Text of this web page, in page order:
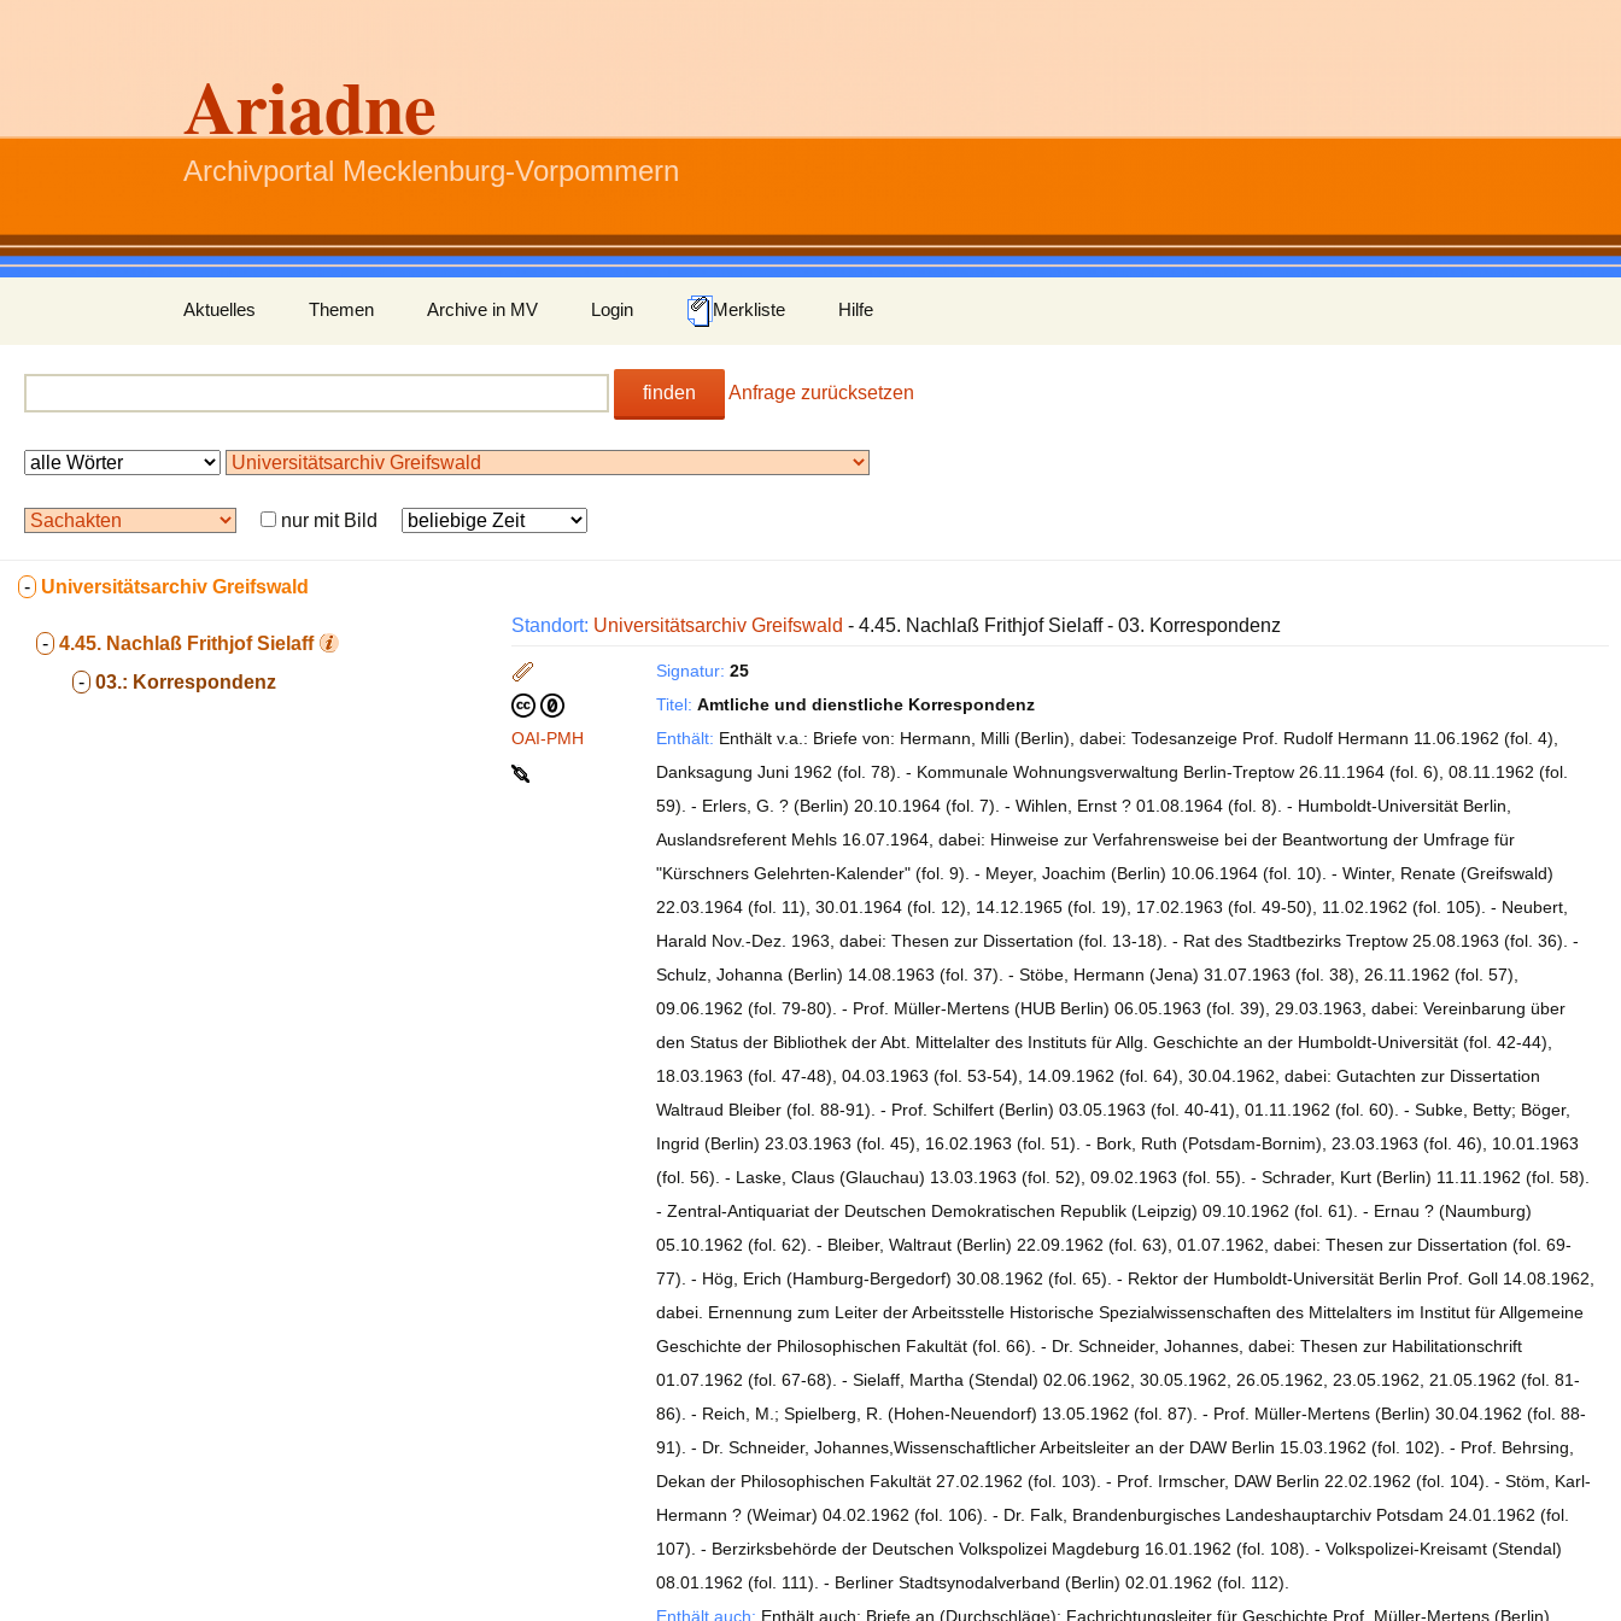
Ariadne
Archivportal Mecklenburg-Vorpommern
Inhalt
springen
Aktuelles Themen Archive in MV Login Merkliste Hilfe
finden Anfrage zurücksetzen
nur mit Bild
- Universitätsarchiv Greifswald
- 4.45. Nachlaß Frithjof Sielaff
- 03.: Korrespondenz
Standort: Universitätsarchiv Greifswald - 4.45. Nachlaß Frithjof Sielaff - 03. Korrespondenz
OAI-PMH
Signatur: 25
Titel: Amtliche und dienstliche Korrespondenz
Enthält: Enthält v.a.: Briefe von: Hermann, Milli (Berlin), dabei: Todesanzeige Prof. Rudolf Hermann 11.06.1962 (fol. 4),
Danksagung Juni 1962 (fol. 78). - Kommunale Wohnungsverwaltung Berlin-Treptow 26.11.1964 (fol. 6), 08.11.1962 (fol.
59). - Erlers, G. ? (Berlin) 20.10.1964 (fol. 7). - Wihlen, Ernst ? 01.08.1964 (fol. 8). - Humboldt-Universität Berlin,
Auslandsreferent Mehls 16.07.1964, dabei: Hinweise zur Verfahrensweise bei der Beantwortung der Umfrage für
"Kürschners Gelehrten-Kalender" (fol. 9). - Meyer, Joachim (Berlin) 10.06.1964 (fol. 10). - Winter, Renate (Greifswald)
22.03.1964 (fol. 11), 30.01.1964 (fol. 12), 14.12.1965 (fol. 19), 17.02.1963 (fol. 49-50), 11.02.1962 (fol. 105). - Neubert,
Harald Nov.-Dez. 1963, dabei: Thesen zur Dissertation (fol. 13-18). - Rat des Stadtbezirks Treptow 25.08.1963 (fol. 36). -
Schulz, Johanna (Berlin) 14.08.1963 (fol. 37). - Stöbe, Hermann (Jena) 31.07.1963 (fol. 38), 26.11.1962 (fol. 57),
09.06.1962 (fol. 79-80). - Prof. Müller-Mertens (HUB Berlin) 06.05.1963 (fol. 39), 29.03.1963, dabei: Vereinbarung über
den Status der Bibliothek der Abt. Mittelalter des Instituts für Allg. Geschichte an der Humboldt-Universität (fol. 42-44),
18.03.1963 (fol. 47-48), 04.03.1963 (fol. 53-54), 14.09.1962 (fol. 64), 30.04.1962, dabei: Gutachten zur Dissertation
Waltraud Bleiber (fol. 88-91). - Prof. Schilfert (Berlin) 03.05.1963 (fol. 40-41), 01.11.1962 (fol. 60). - Subke, Betty; Böger,
Ingrid (Berlin) 23.03.1963 (fol. 45), 16.02.1963 (fol. 51). - Bork, Ruth (Potsdam-Bornim), 23.03.1963 (fol. 46), 10.01.1963
(fol. 56). - Laske, Claus (Glauchau) 13.03.1963 (fol. 52), 09.02.1963 (fol. 55). - Schrader, Kurt (Berlin) 11.11.1962 (fol. 58).
- Zentral-Antiquariat der Deutschen Demokratischen Republik (Leipzig) 09.10.1962 (fol. 61). - Ernau ? (Naumburg)
05.10.1962 (fol. 62). - Bleiber, Waltraut (Berlin) 22.09.1962 (fol. 63), 01.07.1962, dabei: Thesen zur Dissertation (fol. 69-
77). - Hög, Erich (Hamburg-Bergedorf) 30.08.1962 (fol. 65). - Rektor der Humboldt-Universität Berlin Prof. Goll 14.08.1962,
dabei. Ernennung zum Leiter der Arbeitsstelle Historische Spezialwissenschaften des Mittelalters im Institut für Allgemeine
Geschichte der Philosophischen Fakultät (fol. 66). - Dr. Schneider, Johannes, dabei: Thesen zur Habilitationschrift
01.07.1962 (fol. 67-68). - Sielaff, Martha (Stendal) 02.06.1962, 30.05.1962, 26.05.1962, 23.05.1962, 21.05.1962 (fol. 81-
86). - Reich, M.; Spielberg, R. (Hohen-Neuendorf) 13.05.1962 (fol. 87). - Prof. Müller-Mertens (Berlin) 30.04.1962 (fol. 88-
91). - Dr. Schneider, Johannes,Wissenschaftlicher Arbeitsleiter an der DAW Berlin 15.03.1962 (fol. 102). - Prof. Behrsing,
Dekan der Philosophischen Fakultät 27.02.1962 (fol. 103). - Prof. Irmscher, DAW Berlin 22.02.1962 (fol. 104). - Stöm, Karl-
Hermann ? (Weimar) 04.02.1962 (fol. 106). - Dr. Falk, Brandenburgisches Landeshauptarchiv Potsdam 24.01.1962 (fol.
107). - Berzirksbehörde der Deutschen Volkspolizei Magdeburg 16.01.1962 (fol. 108). - Volkspolizei-Kreisamt (Stendal)
08.01.1962 (fol. 111). - Berliner Stadtsynodalverband (Berlin) 02.01.1962 (fol. 112).
Enthält auch: Enthält auch: Briefe an (Durchschläge): Fachrichtungsleiter für Geschichte Prof. Müller-Mertens (Berlin)